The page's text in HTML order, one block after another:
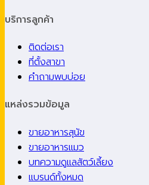
บริการลูกค้า
ติดต่อเรา
ที่ตั้งสาขา
คำถามพบบ่อย
แหล่งรวมข้อมูล
ขายอาหารสุนัข
ขายอาหารแมว
บทความดูแลสัตว์เลี้ยง
แบรนด์ทั้งหมด